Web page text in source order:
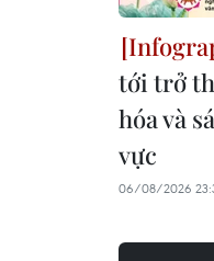
tới trở
hóa và
vực
06/08/2026